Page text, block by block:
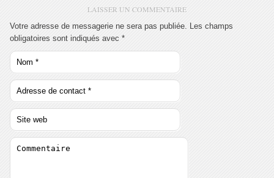
LAISSER UN COMMENTAIRE
Votre adresse de messagerie ne sera pas publiée. Les champs
obligatoires sont indiqués avec *